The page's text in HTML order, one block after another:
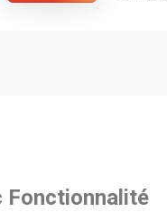
Fonctionnalité